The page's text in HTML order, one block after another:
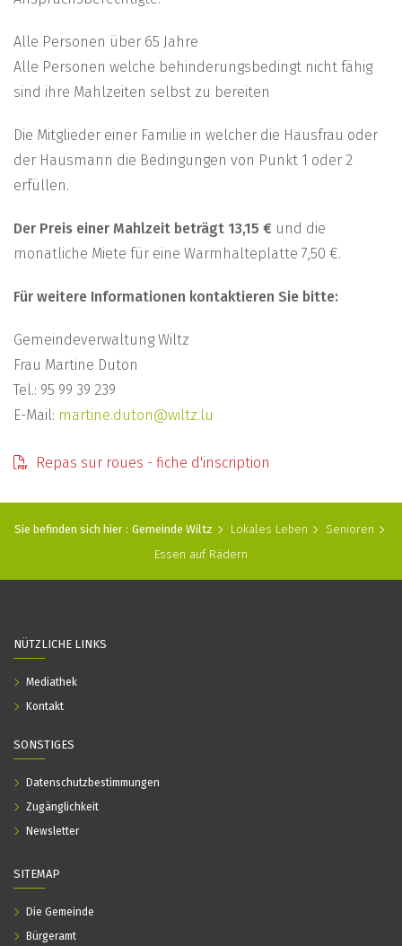
Alle Personen über 65 Jahre
Alle Personen welche behinderungsbedingt nicht fähig
sind ihre Mahlzeiten selbst zu bereiten
Die Mitglieder einer Familie in welcher die Hausfrau oder
der Hausmann die Bedingungen von Punkt 1 oder 2
erfüllen.
Der Preis einer Mahlzeit beträgt 13,15 € und die
monatliche Miete für eine Warmhalteplatte 7,50 €.
Für weitere Informationen kontaktieren Sie bitte:
Gemeindeverwaltung Wiltz
Frau Martine Duton
Tel.: 95 99 39 239
E-Mail: martine.duton@wiltz.lu
Repas sur roues - fiche d'inscription
Sie befinden sich hier : Gemeinde Wiltz Lokales Leben
Senioren
Essen auf Rädern
SITEMAP
Die Gemeinde
Bürgeramt
NÜTZLICHE LINKS
Mediathek
Kontakt
SONSTIGES
Datenschutzbestimmungen
Zugänglichkeit
Newsletter